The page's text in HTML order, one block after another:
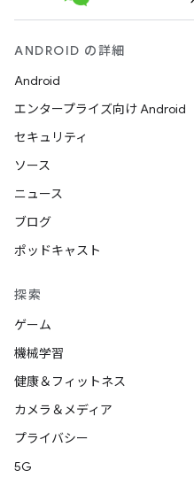
ANDROID の詳細
Android
エンタープライズ向け Android
セキュリティ
ソース
ニュース
ブログ
ポッドキャスト
探索
ゲーム
機械学習
健康＆フィットネス
カメラ＆メディア
プライバシー
5G